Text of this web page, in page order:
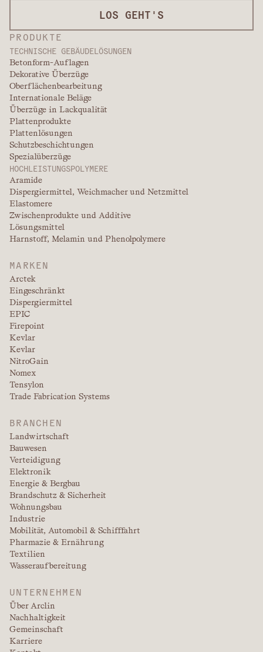
PRODUKTE
TECHNISCHE GEBÄUDELÖSUNGEN
Betonform-Auflagen
Dekorative Überzüge
Oberflächenbearbeitung
Internationale Beläge
Überzüge in Lackqualität
Plattenprodukte
Plattenlösungen
Schutzbeschichtungen
Spezialüberzüge
HOCHLEISTUNGSPOLYMERE
Aramide
Dispergiermittel, Weichmacher und Netzmittel
Elastomere
Zwischenprodukte und Additive
Lösungsmittel
Harnstoff, Melamin und Phenolpolymere
MARKEN
Arctek
Eingeschränkt
Dispergiermittel
EPIC
Firepoint
Kevlar
Kevlar
NitroGain
Nomex
Tensylon
Trade Fabrication Systems
BRANCHEN
Landwirtschaft
Bauwesen
Verteidigung
Elektronik
Energie & Bergbau
Brandschutz & Sicherheit
Wohnungsbau
Industrie
Mobilität, Automobil & Schifffahrt
Pharmazie & Ernährung
Textilien
Wasseraufbereitung
UNTERNEHMEN
Über Arclin
Nachhaltigkeit
Gemeinschaft
Karriere
LOS GEHT'S